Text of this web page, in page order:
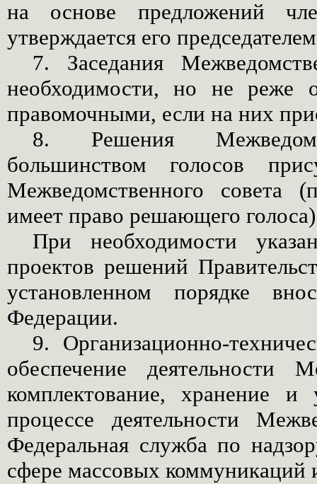
на основе предложений
утверждается его
7. Заседания
необходимости, но не реже
правомочными, если на них
8. Решения
большинством голосов
Межведомственного совета
имеет право решающего
При необходимости
проектов решений
установленном порядке
Федерации.
9. Организационно-
обеспечение деятельности
комплектование, хранение и
процессе деятельности
Федеральная служба по
сфере массовых коммуникаций